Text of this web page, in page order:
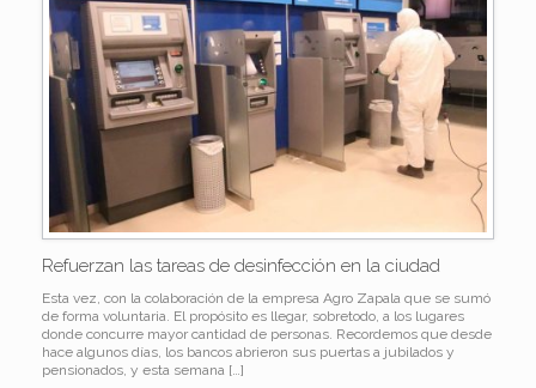
Refuerzan las tareas de desinfección en la ciudad
Esta vez, con la colaboración de la empresa Agro Zapala que se sumó
de forma voluntaria. El propósito es llegar, sobretodo, a los lugares
donde concurre mayor cantidad de personas. Recordemos que desde
hace algunos días, los bancos abrieron sus puertas a jubilados y
pensionados, y esta semana […]